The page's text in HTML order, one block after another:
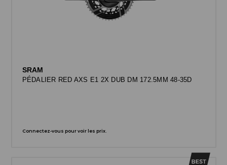
SRAM
PÉDALIER RED AXS E1 2X DUB DM 172.5MM 48-35D
Connectez-vous pour voir les prix.